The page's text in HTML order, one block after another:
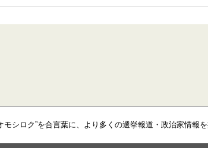
モシロク”を合言葉に、より多くの選挙報道・政治家情報